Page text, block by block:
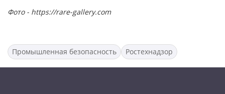
Фото - https://rare-gallery.com
Промышленная безопасность Ростехнадзор